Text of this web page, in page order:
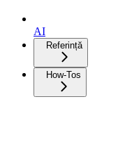
AI
Referință
How-Tos